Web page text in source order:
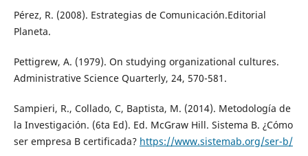
Pérez, R. (2008). Estrategias de Comunicación.Editorial
Planeta.
Pettigrew, A. (1979). On studying organizational cultures.
Administrative Science Quarterly, 24, 570-581.
Sampieri, R., Collado, C, Baptista, M. (2014). Metodología de
la Investigación. (6ta Ed). Ed. McGraw Hill. Sistema B. ¿Cómo
ser empresa B certificada? https://www.sistemab.org/ser-b/